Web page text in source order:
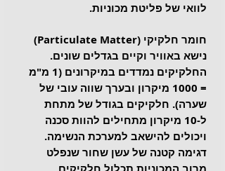
לוואי של פליטת מכוניות.
חומר חלקיקי (Particulate Matter)
נישא באוויר וקיים בגדלים שונים.
החלקיקים נמדדים במיקרונים (1 מ"מ
= 1000 מיקרון ובערך שווה עובי של
שערה). חלקיקים בגודל של מתחת
ל-10 מיקרון מתחילים להוות סכנה
ויכולים להישאב למערכת הנשימה.
דגימה קטנה של עשן שחור שנפלט